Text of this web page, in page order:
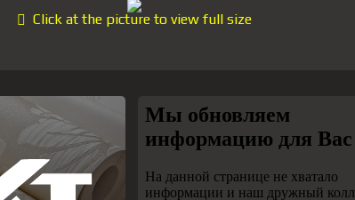
Click at the picture to view full size